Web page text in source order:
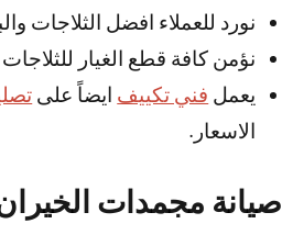
نورد للعملاء افضل الثلاجات
نؤمن كافة قطع الغيار
يعمل فني تكييف ايضاً على
الاسعار.
صيانة مجمدات